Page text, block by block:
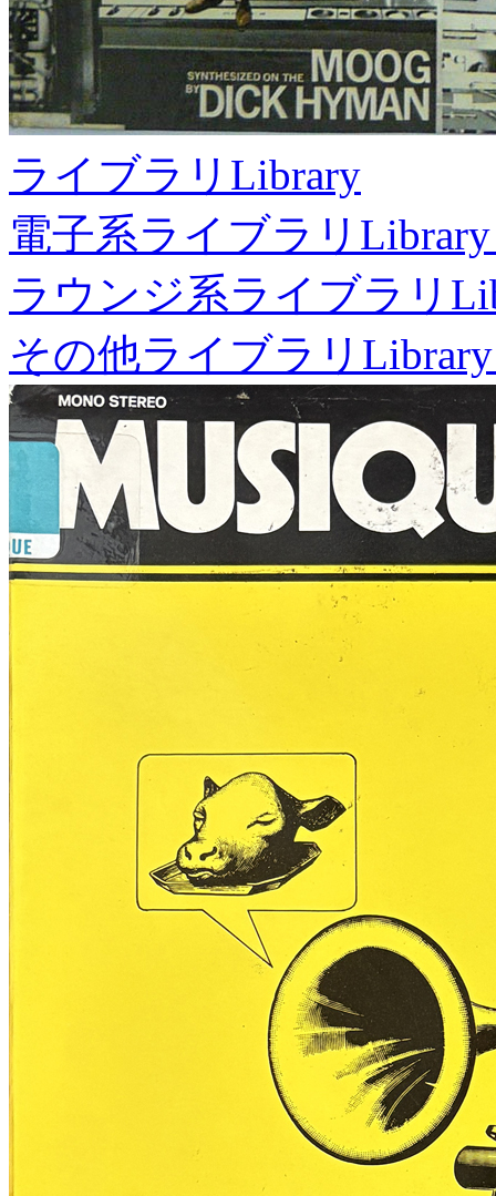
ライブラリ Library
電子系ライブラリ
ラウンジ系ライブラリ
その他ライブラリ